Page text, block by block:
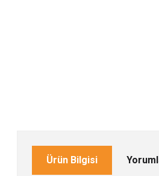
Ürün Bilgisi